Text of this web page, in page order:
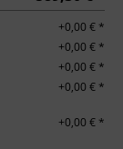
+0,00 € *
+0,00 € *
+0,00 € *
+0,00 € *
+0,00 € *